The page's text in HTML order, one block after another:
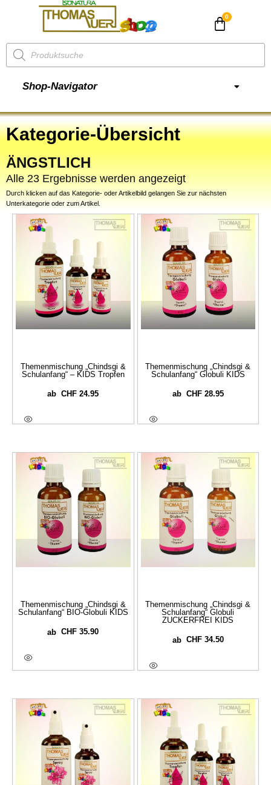
Shop-Navigator
Kategorie-Übersicht
ÄNGSTLICH
Alle 23 Ergebnisse werden angezeigt
Durch klicken auf das Kategorie- oder Artikelbild gelangen Sie zur nächsten
Unterkategorie oder zum Artikel.
Themenmischung „Chindsgi &
Schulanfang“ – KIDS Tropfen
abCHF 24.95
Themenmischung „Chindsgi &
Schulanfang“ Globuli KIDS
ab CHF28.95
Themenmischung „Chindsgi &
Schulanfang“ BIO-Globuli KIDS
abCHF 35.90
Themenmischung „Chindsgi &
Schulanfang“ Globuli
ZUCKERFREI KIDS
ab CHF34.50